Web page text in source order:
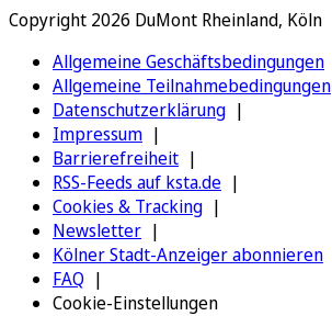
Copyright 2026 DuMont Rheinland, Köln
Allgemeine Geschäftsbedingungen
Allgemeine Teilnahmebedingungen
Datenschutzerklärung
Impressum
Barrierefreiheit
RSS-Feeds auf ksta.de
Cookies & Tracking
Newsletter
Kölner Stadt-Anzeiger abonnieren
FAQ
Cookie-Einstellungen